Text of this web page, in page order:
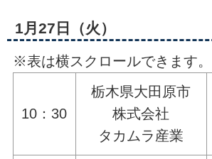
1月27日（火）
※表は横スクロールできます。
10：30
栃木県大田原市
株式会社
タカムラ産業